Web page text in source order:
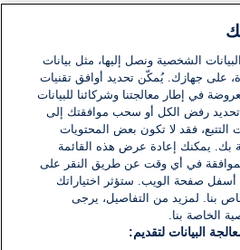
حتى الآن. كن الأول!
...
الشخصية ونصل إليها، مثل بيانات
على جهازك. يُمكّن تحديد أوافق تقنيات
في إطار معالجتنا وشركائنا للبيانات
تحديد رفض الكل أو سحب موافقتك إلى
التتبع، فقد لا تكون بعض المحتويات
بك. يمكنك إعادة عرض هذه القائمة
في أي وقت عن طريق النقر على
أسفل صفحة الويب. ستؤثر اختياراتك
بنا. لمزيد من التفاصيل، يرجى
الخاصة بنا.
البيانات لتقديم: